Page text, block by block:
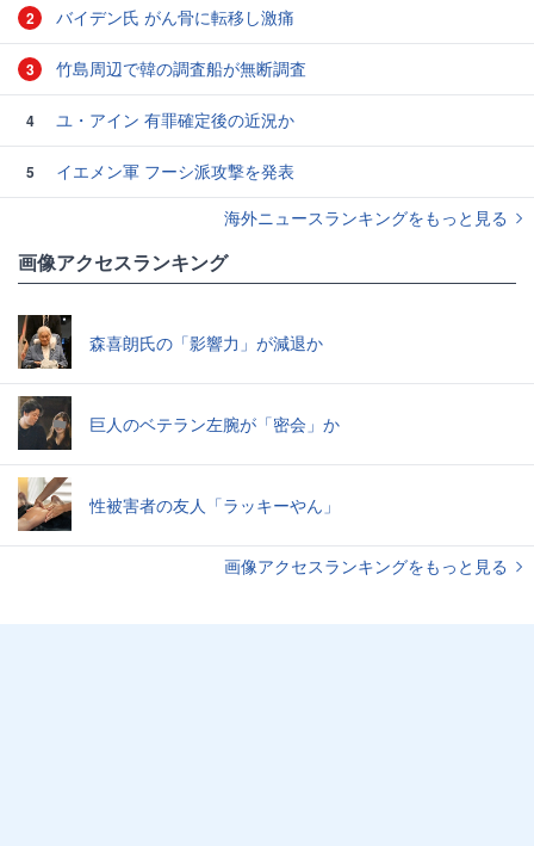
2 バイデン氏 がん骨に転移し激痛
3 竹島周辺で韓の調査船が無断調査
4 ユ・アイン 有罪確定後の近況か
5
イエメン軍 フーシ派攻撃を発表
海外ニュースランキングをもっと見る
画像アクセスランキング
森喜朗氏の「影響力」が減退か
巨人のベテラン左腕が「密会」か
性被害者の友人「ラッキーやん」
画像アクセスランキングをもっと見る